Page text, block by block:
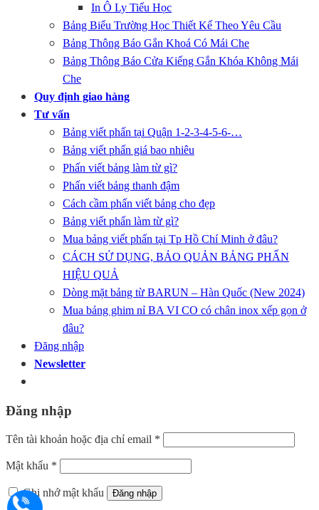
In Ô Ly Tiểu Học
Bảng Biểu Trường Học Thiết Kế Theo Yêu Cầu
Bảng Thông Báo Gắn Khoá Có Mái Che
Bảng Thông Báo Cửa Kiếng Gắn Khóa Không Mái
Che
Quy định giao hàng
Tư vấn
Bảng viết phấn tại Quận 1-2-3-4-5-6-…
Bảng viết phấn giá bao nhiêu
Phấn viết bảng làm từ gì?
Phấn viết bảng thanh đậm
Cách cầm phấn viết bảng cho đẹp
Bảng viết phấn làm từ gì?
Mua bảng viết phấn tại Tp Hồ Chí Minh ở đâu?
CÁCH SỬ DỤNG, BẢO QUẢN BẢNG PHẤN
HIỆU QUẢ
Dòng mặt bảng từ BARUN – Hàn Quốc (New 2024)
Mua bảng ghim nỉ BA VI CO có chân inox xếp gọn ở
đâu?
Đăng nhập
Newsletter
Đăng nhập
Tên tài khoản hoặc địa chỉ email *
buộc
Mật khẩu *
buộc
Ghi nhớ mật khẩu
Đăng nhập